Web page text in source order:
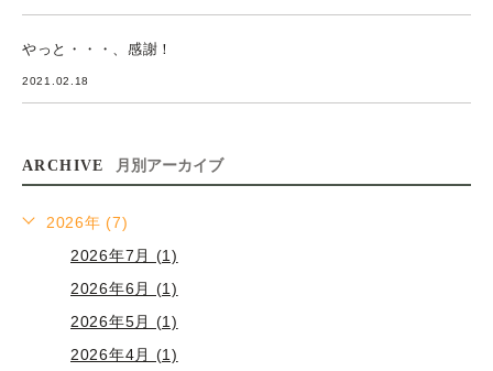
やっと・・・、感謝！
2021.02.18
ARCHIVE 月別アーカイブ
2026年 (7)
2026年7月 (1)
2026年6月 (1)
2026年5月 (1)
2026年4月 (1)